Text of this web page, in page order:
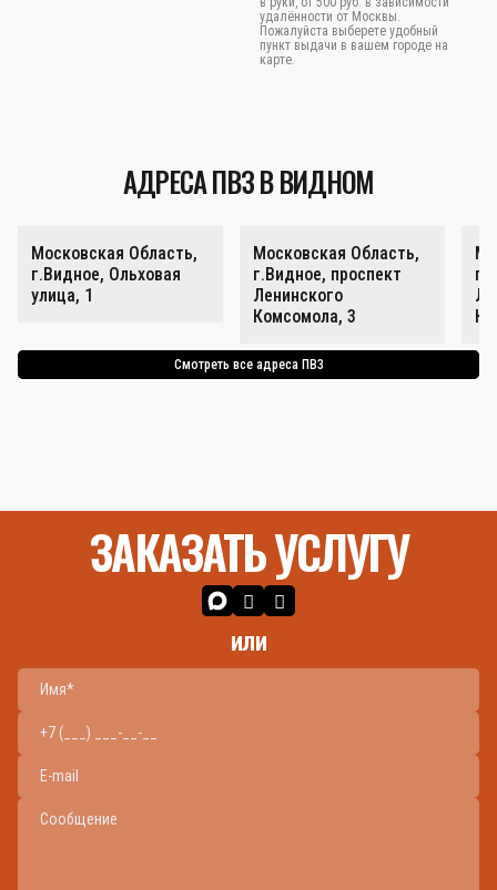
удалённости от Москвы.
Пожалуйста выберете удобный
пункт выдачи в вашем городе на
карте.
АДРЕСА ПВЗ В ВИДНОМ
Московская Область,
г.Видное, Ольховая
улица, 1
Московская Область,
г.Видное, проспект
Ленинского
Комсомола, 3
Смотреть все адреса ПВЗ
ЗАКАЗАТЬ УСЛУГУ
или